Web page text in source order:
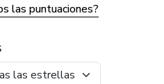
las puntuaciones?